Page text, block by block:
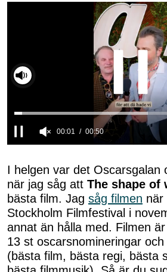
of
50
seconds
00:01 00:50
I helgen var det Oscarsgalan
när jag såg att The shape of
bästa film. Jag såg filmen när
Stockholm Filmfestival i
annat än hålla med. Filmen
13 st oscarsnomineringar
(bästa film, bästa regi, bästa